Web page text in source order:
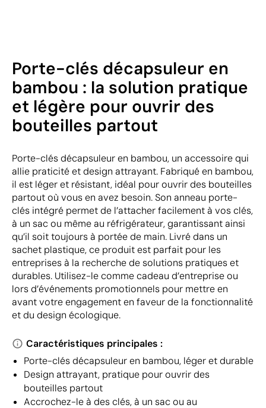
Porte-clés décapsuleur en
bambou : la solution pratique
et légère pour ouvrir des
bouteilles partout
Porte-clés décapsuleur en bambou, un accessoire qui
allie praticité et design attrayant. Fabriqué en bambou,
il est léger et résistant, idéal pour ouvrir des bouteilles
partout où vous en avez besoin. Son anneau porte-
clés intégré permet de l’attacher facilement à vos clés,
à un sac ou même au réfrigérateur, garantissant ainsi
qu’il soit toujours à portée de main. Livré dans un
sachet plastique, ce produit est parfait pour les
entreprises à la recherche de solutions pratiques et
durables. Utilisez-le comme cadeau d’entreprise ou
lors d’événements promotionnels pour mettre en
avant votre engagement en faveur de la fonctionnalité
et du design écologique.
Caractéristiques principales :
Porte-clés décapsuleur en bambou, léger et durable
Design attrayant, pratique pour ouvrir des
bouteilles partout
Accrochez-le à des clés, à un sac ou au